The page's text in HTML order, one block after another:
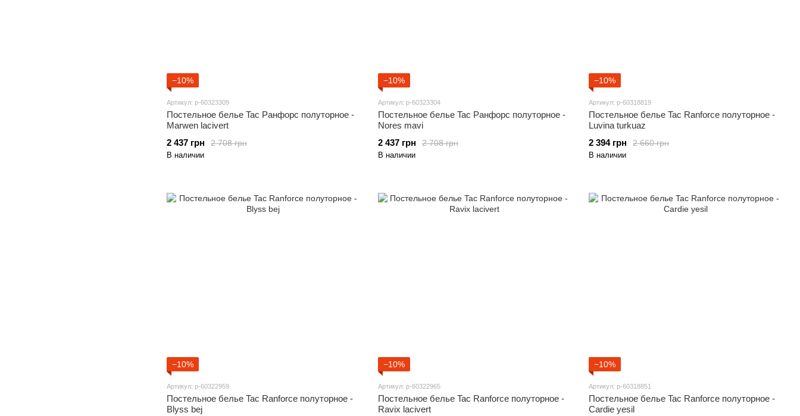
−10%
Артикул: p-60323309
Постельное белье Tac Ранфорс полуторное -
Marwen lacivert
2 708 грн
2 437 грн
В наличии
−10%
Артикул: p-60323304
Постельное белье Tac Ранфорс полуторное -
Nores mavi
2 708 грн
2 437 грн
В наличии
−10%
Артикул: p-60318819
Постельное белье Tac Ranforce полуторное -
Luvina turkuaz
2 660 грн
2 394 грн
В наличии
−10%
Артикул: p-60322959
Постельное белье Tac Ranforce полуторное -
Blyss bej
−10%
Артикул: p-60322965
Постельное белье Tac Ranforce полуторное -
Ravix lacivert
−10%
Артикул: p-60318851
Постельное белье Tac Ranforce полуторное -
Cardie yesil